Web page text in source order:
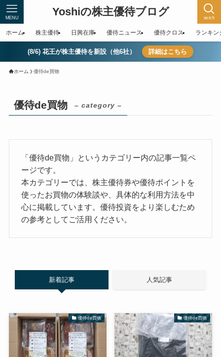
Yoshiの株主優待ブログ serch
MENU
ホーム 株主優待 日興在庫 優待ニュース 優待クロス ランキン
(8/6) 花王が株主優待を新設（他6社） 詳細はこちら
ホーム 優待de買物
優待de買物 – category –
「優待de買物」というカテゴリー内の記事一覧ペ
ージです。
本カテゴリーでは、株主優待券や優待ポイントを
使ったお買物の体験談や、具体的な利用方法を中
心に掲載しています。優待投資をより楽しむため
の参考としてご活用ください。
新着記事 人気記事
優待de買物 優待de買物